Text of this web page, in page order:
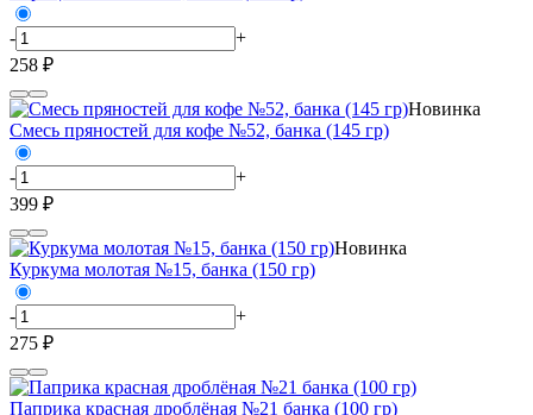
-
+
258 ₽
Новинка
Смесь пряностей для кофе №52, банка (145 гр)
-
+
399 ₽
Новинка
Куркума молотая №15, банка (150 гр)
-
+
275 ₽
Паприка красная дроблёная №21 банка (100 гр)